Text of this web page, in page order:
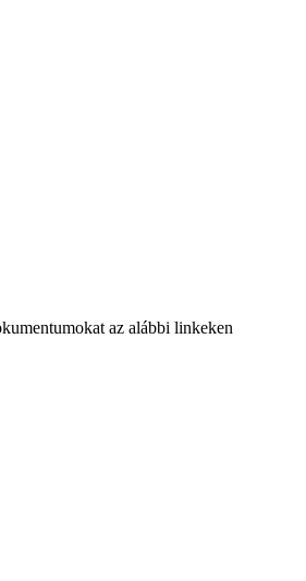
az alábbi linkeken